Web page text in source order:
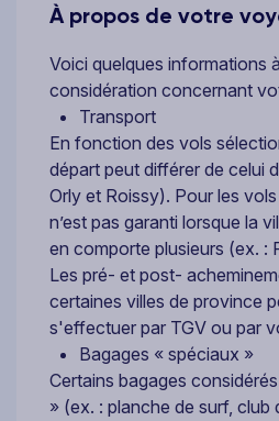
À propos de votre
Voici quelques informations
considération concernant
Transport
En fonction des vols
départ peut différer de celui
Orly et Roissy). Pour les
n’est pas garanti lorsque la
en comporte plusieurs (ex. :
Les pré- et post-
certaines villes de province
s'effectuer par TGV ou par
Bagages « spéciaux »
Certains bagages
» (ex. : planche de surf, club